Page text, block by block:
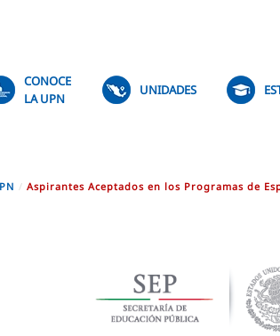
CONOCE
LA UPN
UNIDADES
Aspirantes Aceptados en los Programas de